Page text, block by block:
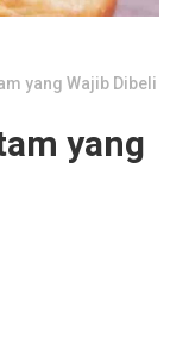
yang Wajib Dibeli
yang